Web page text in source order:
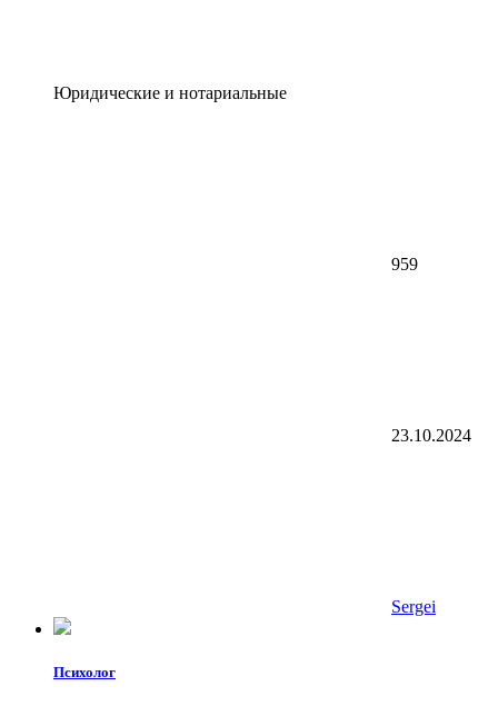
Юридические и нотариальные
959
23.10.2024
Sergei
Психолог